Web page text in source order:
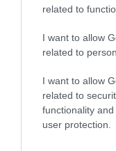
related to
I want to allow
related to
I want to allow
related to
functionality
user protection.
ŰRLÉNY
CSILLAGÁSZAT
2026.
Ez az apró
A világ